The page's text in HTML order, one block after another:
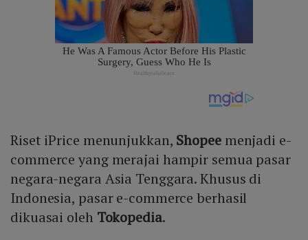
Riset iPrice menunjukkan, Shopeemenjadi e-
commerce yang merajai hampir semua pasar
negara-negara Asia Tenggara. Khusus di
Indonesia, pasar e-commerce berhasil
dikuasai oleh Tokopedia.